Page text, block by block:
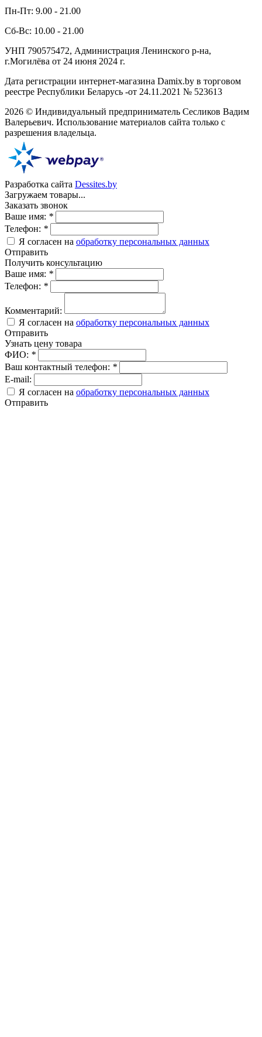
Пн-Пт: 9.00 - 21.00
Сб-Вс: 10.00 - 21.00
УНП 790575472, Администрация Ленинского р-на,
г.Могилёва от 24 июня 2024 г.
Дата регистрации интернет-магазина Damix.by в торговом
реестре Республики Беларусь -от 24.11.2021 № 523613
2026 © Индивидуальный предприниматель Сесликов Вадим
Валерьевич. Использование материалов сайта только с
разрешения владельца.
Разработка сайта Dessites.by
Загружаем товары...
Заказать звонок
Ваше имя: *
Телефон: *
Я согласен на обработку персональных данных
Отправить
Получить консультацию
Ваше имя: *
Телефон: *
Комментарий:
Я согласен на обработку персональных данных
Отправить
Узнать цену товара
ФИО: *
Ваш контактный телефон: *
E-mail:
Я согласен на обработку персональных данных
Отправить